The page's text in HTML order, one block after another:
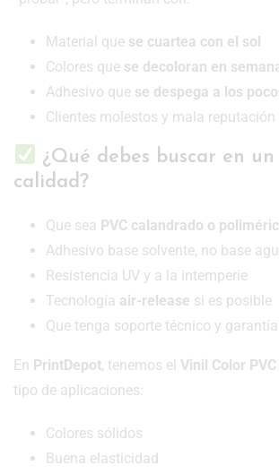
Material que se cuartea con el sol
Colores que se decoloran en
Adhesivo que se despega a los
Clientes molestos y mala reputación
¿Qué debes buscar en
calidad?
Que sea PVC calandrado o
Adhesivo base solvente, no base
Resistencia UV y a la intemperie
Tecnología air-release si es posible
Que tenga soporte técnico y garantía
En PrintDepot, tenemos el Vinil Color PVC
tipo de aplicaciones:
Colores sólidos
Buena elasticidad